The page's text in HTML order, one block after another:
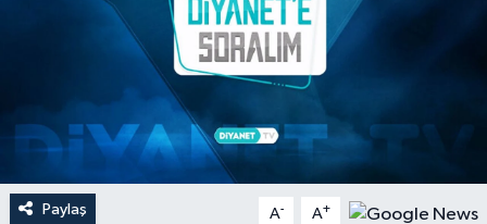
Paylaş A- A+
Ardahan Müftülüğü
Artvin Müftülüğü
Aydın Müftülüğü
Balıkesir Müftülüğü
Mukabele
Peygamberimizin Hayatı
Hutbeler
DİYANET AKADEMİ
DİYANET GENÇLİK
DİYANET RADYO/TV